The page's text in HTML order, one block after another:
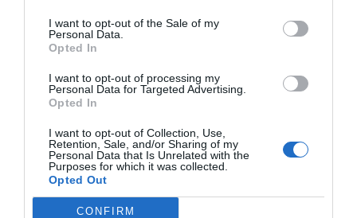
I want to opt-out of the Sale of my
Personal Data.
Opted In
I want to opt-out of processing my
Personal Data for Targeted Advertising.
Opted In
I want to opt-out of Collection, Use,
Retention, Sale, and/or Sharing of my
Personal Data that Is Unrelated with the
Purposes for which it was collected.
Opted Out
CONFIRM
ELS MÉS LLEGITS